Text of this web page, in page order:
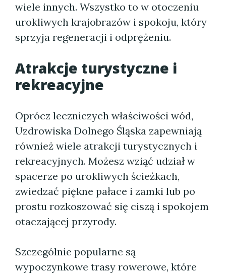
wiele innych. Wszystko to w otoczeniu
urokliwych krajobrazów i spokoju, który
sprzyja regeneracji i odprężeniu.
Atrakcje turystyczne i
rekreacyjne
Oprócz leczniczych właściwości wód,
Uzdrowiska Dolnego Śląska zapewniają
również wiele atrakcji turystycznych i
rekreacyjnych. Możesz wziąć udział w
spacerze po urokliwych ścieżkach,
zwiedzać piękne pałace i zamki lub po
prostu rozkoszować się ciszą i spokojem
otaczającej przyrody.
Szczególnie popularne są
wypoczynkowe trasy rowerowe, które